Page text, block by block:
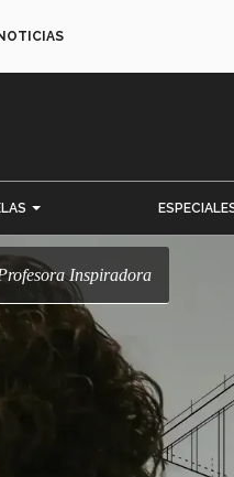
Inspiradora